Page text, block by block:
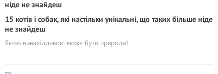
15 котів і собак, які настільки унікальні, що таких більше ніде
не знайдеш
Якою винахідливою може бути природа!